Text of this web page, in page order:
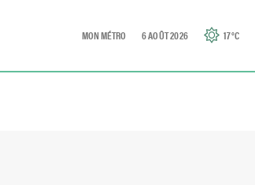
MON MÉTRO 6 AOÛT 2026 17°C